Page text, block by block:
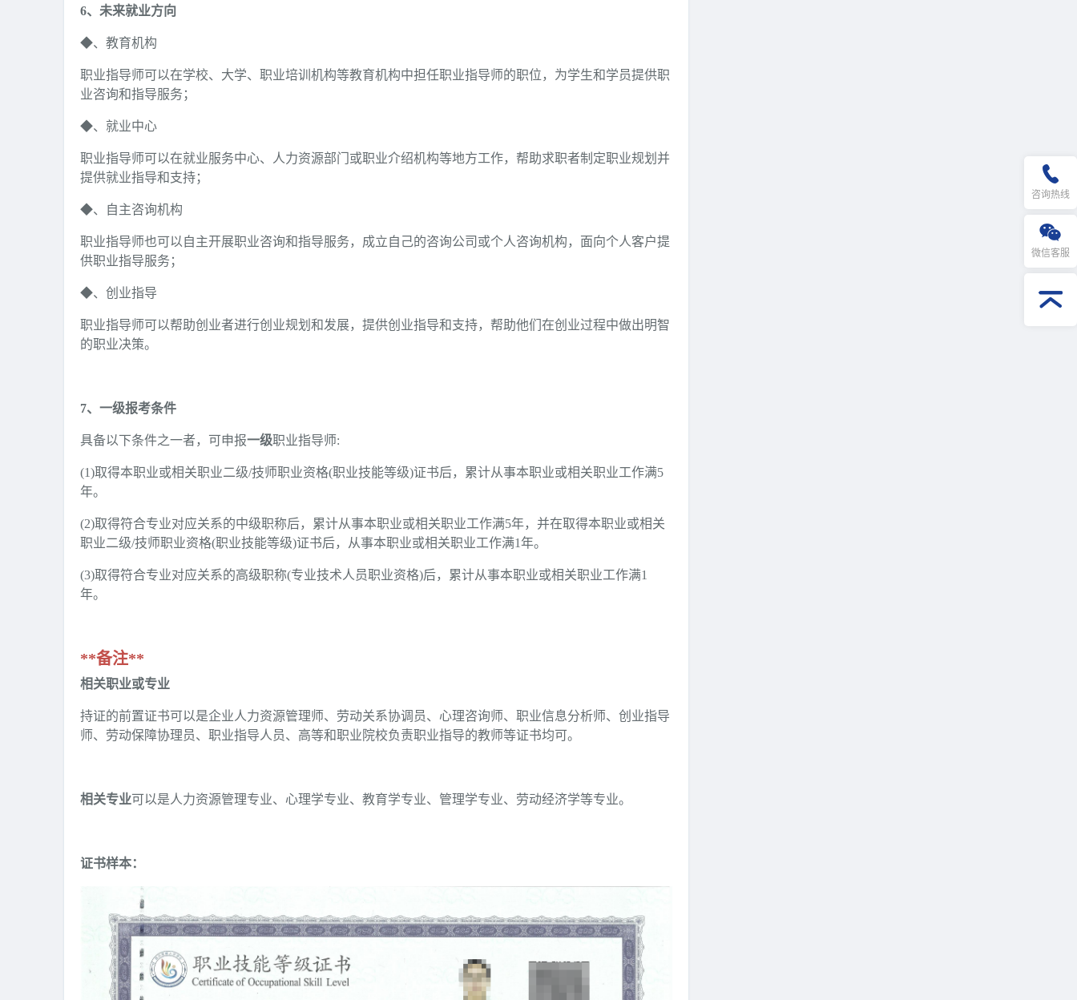
6、未来就业方向
◆、教育机构
职业指导师可以在学校、大学、职业培训机构等教育机构中担任职业指导师的职位，为学生和学员提供职
业咨询和指导服务；
◆、就业中心
职业指导师可以在就业服务中心、人力资源部门或职业介绍机构等地方工作，帮助求职者制定职业规划并
提供就业指导和支持；
◆、自主咨询机构
职业指导师也可以自主开展职业咨询和指导服务，成立自己的咨询公司或个人咨询机构，面向个人客户提
供职业指导服务；
◆、创业指导
职业指导师可以帮助创业者进行创业规划和发展，提供创业指导和支持，帮助他们在创业过程中做出明智
的职业决策。
7、一级报考条件
具备以下条件之一者，可申报一级职业指导师:
(1)取得本职业或相关职业二级/技师职业资格(职业技能等级)证书后，累计从事本职业或相关职业工作满5
年。
(2)取得符合专业对应关系的中级职称后，累计从事本职业或相关职业工作满5年，并在取得本职业或相关
职业二级/技师职业资格(职业技能等级)证书后，从事本职业或相关职业工作满1年。
(3)取得符合专业对应关系的高级职称(专业技术人员职业资格)后，累计从事本职业或相关职业工作满1
年。
**备注**
相关职业或专业
持证的前置证书可以是企业人力资源管理师、劳动关系协调员、心理咨询师、职业信息分析师、创业指导
师、劳动保障协理员、职业指导人员、高等和职业院校负责职业指导的教师等证书均可。
相关专业可以是人力资源管理专业、心理学专业、教育学专业、管理学专业、劳动经济学等专业。
证书样本：
咨询热线
微信客服